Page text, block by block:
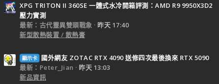
XPG TRITON II 360SE 一體式水冷開箱評測：AMD R9 9950X3D2
壓力實測
最新：古代靈異雙頭戰象
昨天 17:40
新型散熱裝置 / 散熱膏
顯示卡
國外網友 ZOTAC RTX 4090 送修四次最後換來 RTX 5090
最新：Peter_Jian
昨天 13:03
新品資訊